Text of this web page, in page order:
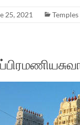
25, 2021 Temples